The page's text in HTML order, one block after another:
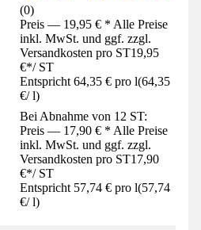
(0)
Preis — 19,95 € * Alle Preise
inkl. MwSt. und ggf. zzgl.
Versandkosten pro ST19,95
€*/ ST
Entspricht 64,35 € pro l(64,35
€/ l)
Bei Abnahme von 12 ST:
Preis — 17,90 € * Alle Preise
inkl. MwSt. und ggf. zzgl.
Versandkosten pro ST17,90
€*/ ST
Entspricht 57,74 € pro l(57,74
€/ l)